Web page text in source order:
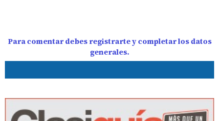
Para comentar debes registrarte y completar los datos
generales.